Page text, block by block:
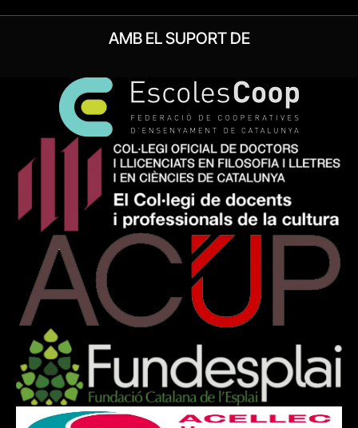
AMB EL SUPORT DE